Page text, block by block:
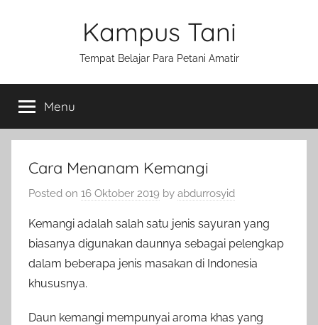
Kampus Tani
Tempat Belajar Para Petani Amatir
Menu
Cara Menanam Kemangi
Posted on 16 Oktober 2019 by abdurrosyid
Kemangi adalah salah satu jenis sayuran yang
biasanya digunakan daunnya sebagai pelengkap
dalam beberapa jenis masakan di Indonesia
khususnya.
Daun kemangi mempunyai aroma khas yang